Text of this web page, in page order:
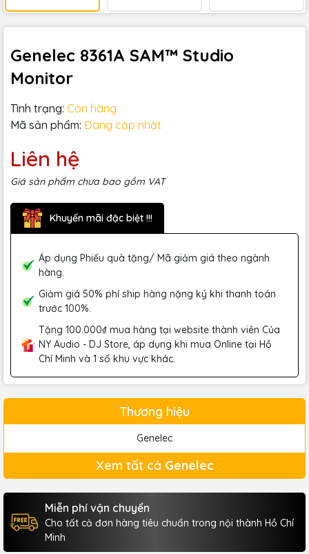
Genelec 8361A SAM™ Studio
Monitor
Tình trạng: Còn hàng
Mã sản phẩm: Đang cập nhật
Liên hệ
Giá sản phẩm chưa bao gồm VAT
Khuyến mãi đặc biệt !!!
Áp dụng Phiếu quà tặng/ Mã giảm giá theo ngành
hàng.
Giảm giá 50% phí ship hàng nặng ký khi thanh toán
trước 100%.
Tặng 100.000₫ mua hàng tại website thành viên Của
NY Audio - DJ Store, áp dụng khi mua Online tại Hồ
Chí Minh và 1 số khu vực khác.
Thương hiệu
Genelec
Xem tất cả Genelec
Miễn phí vận chuyển
Cho tất cả đơn hàng tiêu chuẩn trong nội thành Hồ Chí
Minh